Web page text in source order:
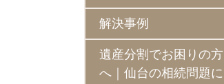
解決事例
遺産分割でお困りの方
へ｜仙台の相続問題に